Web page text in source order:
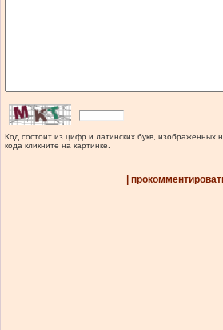
Код состоит из цифр и латинских букв, изображенных
кода кликните на картинке.
|